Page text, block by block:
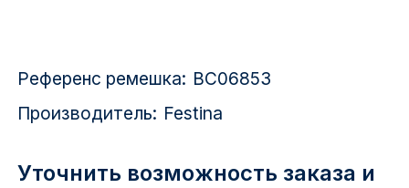
2717 км
2-я Смирновка
3-й Участок
Референс ремешка: BC06853
Производитель: Festina
Уточнить возможность заказа и